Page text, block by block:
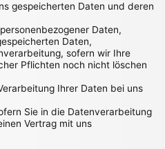
gespeicherten Daten und deren
Daten,
Daten,
sofern wir Ihre
Pflichten noch nicht löschen
Ihrer Daten bei uns
Sie in die Datenverarbeitung
Vertrag mit uns